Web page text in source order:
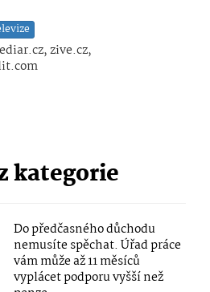
zive.cz,
kategorie
Do předčasného důchodu
nemusíte spěchat. Úřad práce
vám může až 11 měsíců
vyplácet podporu vyšší než